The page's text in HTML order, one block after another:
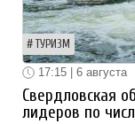
ТУРИЗМ
17:15 | 6 августа
Свердловская
лидеров по